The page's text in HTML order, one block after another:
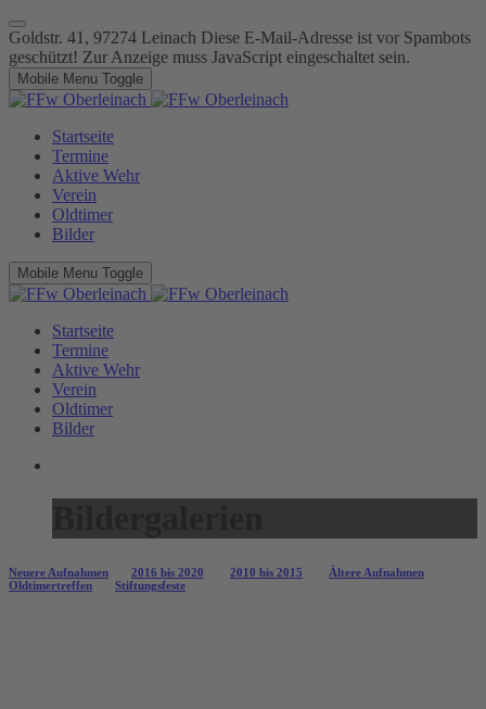
Goldstr. 41, 97274 Leinach Diese E-Mail-Adresse ist vor Spambots
geschützt! Zur Anzeige muss JavaScript eingeschaltet sein.
Mobile Menu Toggle
Startseite
Termine
Aktive Wehr
Verein
Oldtimer
Bilder
Mobile Menu Toggle
Startseite
Termine
Aktive Wehr
Verein
Oldtimer
Bilder
Neuere Aufnahmen 2016 bis 2020 2010 bis 2015
Ältere Aufnahmen
Oldtimertreffen
Stiftungsfeste